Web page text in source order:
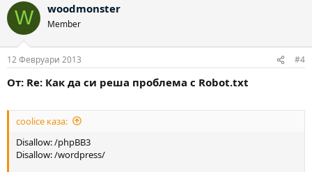
W woodmonster
Member
12 Февруари 2013 #4
От: Re: Как да си реша проблема с Robot.txt
coolice каза:
Disallow: /phpBB3
Disallow: /wordpress/